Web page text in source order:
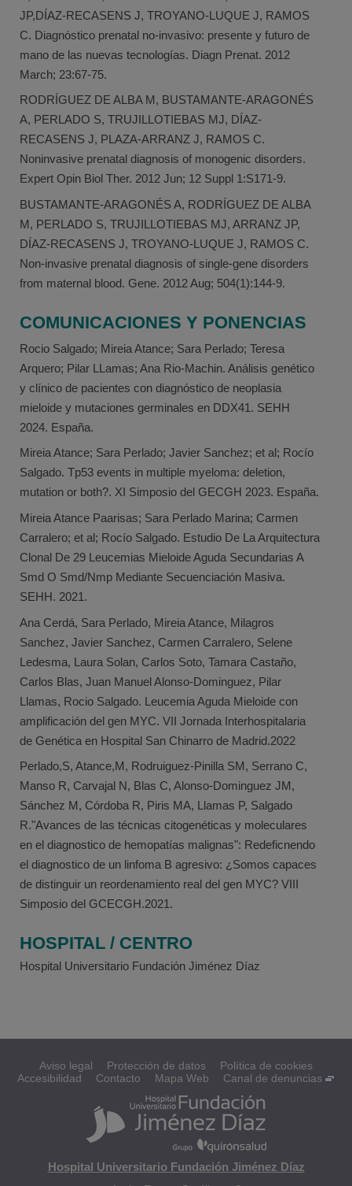
JP,DÍAZ-RECASENS J, TROYANO-LUQUE J, RAMOS
C. Diagnóstico prenatal no-invasivo: presente y futuro de
mano de las nuevas tecnologías. Diagn Prenat. 2012
March; 23:67-75.
RODRÍGUEZ DE ALBA M, BUSTAMANTE-ARAGONÉS
A, PERLADO S, TRUJILLOTIEBAS MJ, DÍAZ-
RECASENS J, PLAZA-ARRANZ J, RAMOS C.
Noninvasive prenatal diagnosis of monogenic disorders.
Expert Opin Biol Ther. 2012 Jun; 12 Suppl 1:S171-9.
BUSTAMANTE-ARAGONÉS A, RODRÍGUEZ DE ALBA
M, PERLADO S, TRUJILLOTIEBAS MJ, ARRANZ JP,
DÍAZ-RECASENS J, TROYANO-LUQUE J, RAMOS C.
Non-invasive prenatal diagnosis of single-gene disorders
from maternal blood. Gene. 2012 Aug; 504(1):144-9.
COMUNICACIONES Y PONENCIAS
Rocio Salgado; Mireia Atance; Sara Perlado; Teresa
Arquero; Pilar LLamas; Ana Rio-Machin. Análisis genético
y clínico de pacientes con diagnóstico de neoplasia
mieloide y mutaciones germinales en DDX41. SEHH
2024. España.
Mireia Atance; Sara Perlado; Javier Sanchez; et al; Rocío
Salgado. Tp53 events in multiple myeloma: deletion,
mutation or both?. XI Simposio del GECGH 2023. España.
Mireia Atance Paarisas; Sara Perlado Marina; Carmen
Carralero; et al; Rocío Salgado. Estudio De La Arquitectura
Clonal De 29 Leucemias Mieloide Aguda Secundarias A
Smd O Smd/Nmp Mediante Secuenciación Masiva.
SEHH. 2021.
Ana Cerdá, Sara Perlado, Mireia Atance, Milagros
Sanchez, Javier Sanchez, Carmen Carralero, Selene
Ledesma, Laura Solan, Carlos Soto, Tamara Castaño,
Carlos Blas, Juan Manuel Alonso-Dominguez, Pilar
Llamas, Rocio Salgado. Leucemia Aguda Mieloide con
amplificación del gen MYC. VII Jornada Interhospitalaria
de Genética en Hospital San Chinarro de Madrid.2022
Perlado,S, Atance,M, Rodruiguez-Pinilla SM, Serrano C,
Manso R, Carvajal N, Blas C, Alonso-Dominguez JM,
Sánchez M, Córdoba R, Piris MA, Llamas P, Salgado
R."Avances de las técnicas citogenéticas y moleculares
en el diagnostico de hemopatías malignas": Redeficnendo
el diagnostico de un linfoma B agresivo: ¿Somos capaces
de distinguir un reordenamiento real del gen MYC? VIII
Simposio del GCECGH.2021.
HOSPITAL / CENTRO
Hospital Universitario Fundación Jiménez Díaz
Aviso legal Protección de datos
Política de cookies
Accesibilidad
Contacto Mapa Web Canal de denuncias
Hospital Universitario Fundación Jiménez Díaz